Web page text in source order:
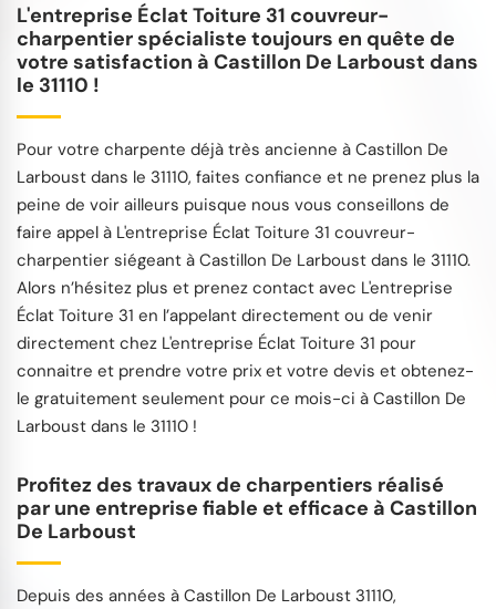
L'entreprise Éclat Toiture 31 couvreur-
charpentier spécialiste toujours en quête de
votre satisfaction à Castillon De Larboust dans
le 31110 !
Pour votre charpente déjà très ancienne à Castillon De
Larboust dans le 31110, faites confiance et ne prenez plus la
peine de voir ailleurs puisque nous vous conseillons de
faire appel à L'entreprise Éclat Toiture 31 couvreur-
charpentier siégeant à Castillon De Larboust dans le 31110.
Alors n’hésitez plus et prenez contact avec L'entreprise
Éclat Toiture 31 en l’appelant directement ou de venir
directement chez L'entreprise Éclat Toiture 31 pour
connaitre et prendre votre prix et votre devis et obtenez-
le gratuitement seulement pour ce mois-ci à Castillon De
Larboust dans le 31110 !
Profitez des travaux de charpentiers réalisé
par une entreprise fiable et efficace à Castillon
De Larboust
Depuis des années à Castillon De Larboust 31110,